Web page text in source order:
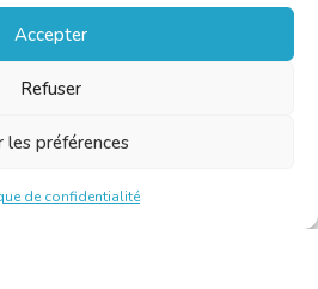
Accepter
Refuser
les préférences
de confidentialité